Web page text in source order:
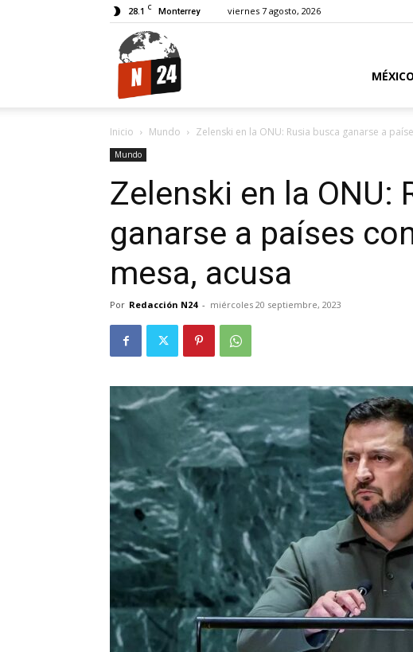
28.1 C Monterrey viernes 7 agosto, 2026
MÉXICO
Inicio Mundo Zelenski en la ONU: Rusia busca ganarse a
Mundo
Zelenski en la ONU:
ganarse a países
mesa, acusa
Por Redacción N24 - miércoles 20 septiembre, 2023